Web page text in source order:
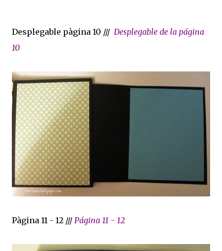
Desplegable pàgina 10 /// Desplegable de la página
10
Pàgina 11 - 12 /// Página 11 - 12